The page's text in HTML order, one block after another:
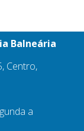
Balneária
Centro,
a